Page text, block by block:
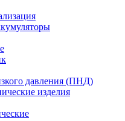
давления (ПНД)
изделия